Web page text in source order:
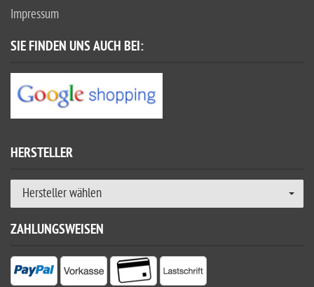
Impressum
SIE FINDEN UNS AUCH BEI:
HERSTELLER
Hersteller wählen
ZAHLUNGSWEISEN